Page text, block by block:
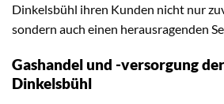
Dinkelsbühl ihren Kunden nicht nur
sondern auch einen herausragenden
Gashandel und -versorgung
Dinkelsbühl